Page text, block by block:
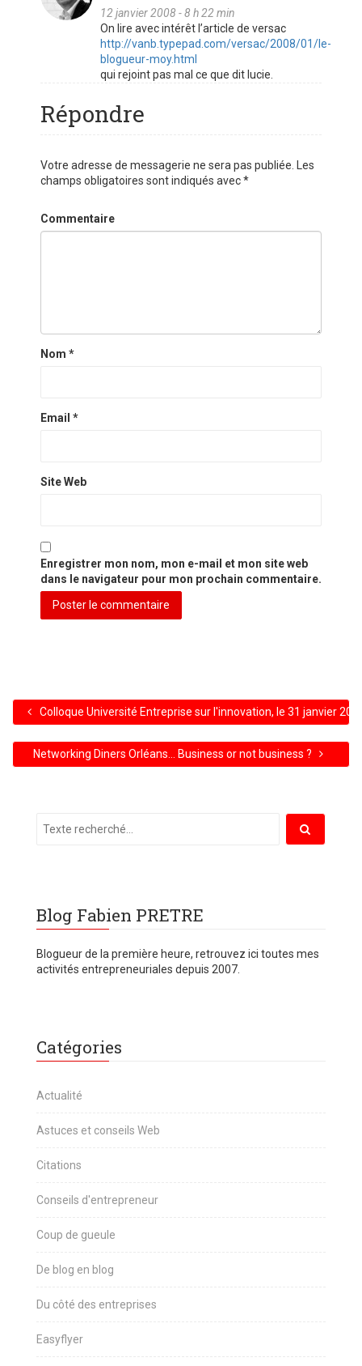
12 janvier 2008 - 8 h 22 min
On lire avec intérêt l’article de versac
http://vanb.typepad.com/versac/2008/01/le-
blogueur-moy.html
qui rejoint pas mal ce que dit lucie.
Répondre
Votre adresse de messagerie ne sera pas publiée. Les
champs obligatoires sont indiqués avec*
Commentaire
Nom *
Email *
Site Web
Enregistrer mon nom, mon e-mail et mon site web
dans le navigateur pour mon prochain commentaire.
Colloque Université Entreprise sur l'innovation, le 31 janvier
Networking Diners Orléans… Business or not business ?
Blog Fabien PRETRE
Blogueur de la première heure, retrouvez ici toutes mes
activités entrepreneuriales depuis 2007.
Catégories
Actualité
Astuces et conseils Web
Citations
Conseils d'entrepreneur
Coup de gueule
De blog en blog
Du côté des entreprises
Easyflyer